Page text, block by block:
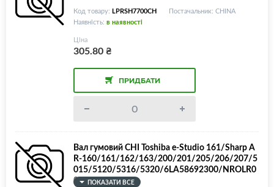
Код товару: LPRSH7700CH
Постачальник: CHINA
Наявність: в наявності
Ціна
305.80₴
ПРИДБАТИ
Вал гумовий CHI Toshiba e-Studio 161/Sharp A
R-160/161/162/163/200/201/205/206/207/5
015/5120/5316/5320/6LA58692300/NROLR0
031QSПОКАЗАТИ ВСЕ